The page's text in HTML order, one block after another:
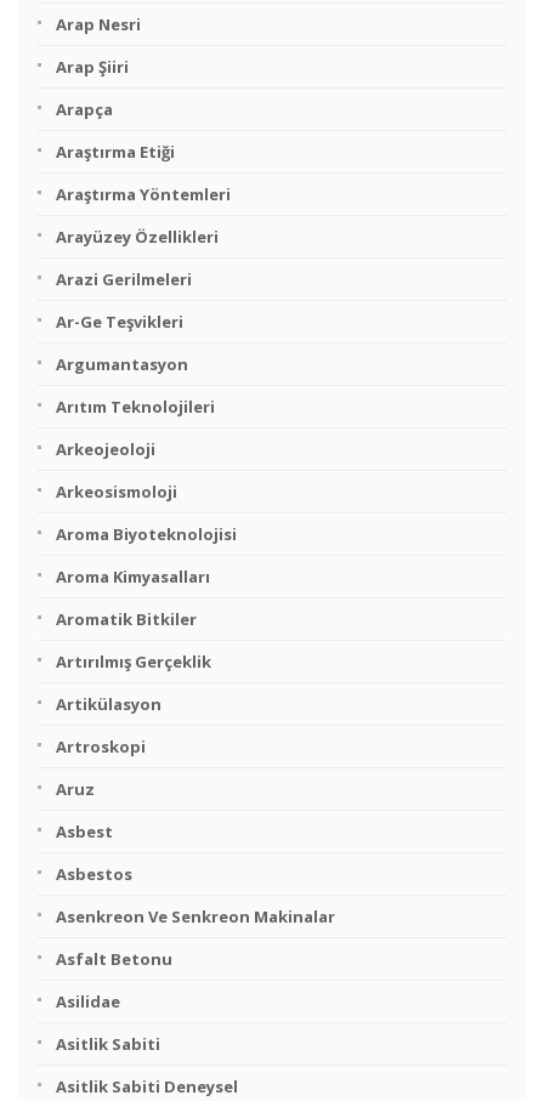
Arap Nesri
Arap Şiiri
Arapça
Araştırma Etiği
Araştırma Yöntemleri
Arayüzey Özellikleri
Arazi Gerilmeleri
Ar-Ge Teşvikleri
Argumantasyon
Arıtım Teknolojileri
Arkeojeoloji
Arkeosismoloji
Aroma Biyoteknolojisi
Aroma Kimyasalları
Aromatik Bitkiler
Artırılmış Gerçeklik
Artikülasyon
Artroskopi
Aruz
Asbest
Asbestos
Asenkreon Ve Senkreon Makinalar
Asfalt Betonu
Asilidae
Asitlik Sabiti
Asitlik Sabiti Deneysel